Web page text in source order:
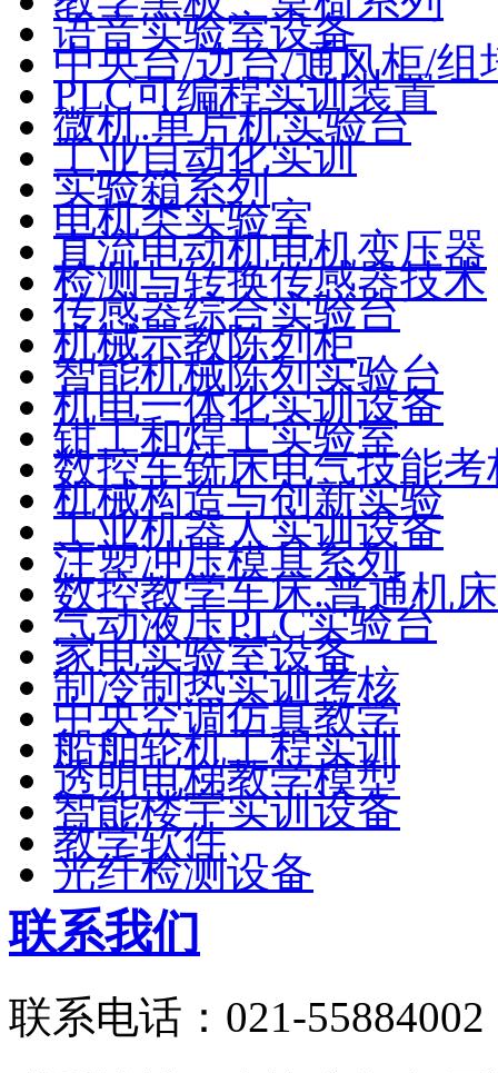
语音实验室设备
中央台/边台/通风柜/组
PLC可编程实训装置
微机.单片机实验台
工业自动化实训
实验箱系列
电机类实验室
直流电动机电机变压器
检测与转换传感器技术
传感器综合实验台
机械示教陈列柜
智能机械陈列实验台
机电一体化实训设备
钳工和焊工实验室
数控车铣床电气技能考
机械构造与创新实验
工业机器人实训设备
注塑冲压模具系列
数控教学车床.普通机床
气动液压PLC实验台
家电实验室设备
制冷制热实训考核
中央空调仿真教学
船舶轮机工程实训
透明电梯教学模型
智能楼宇实训设备
教学软件
光纤检测设备
联系我们
联系电话：021-55884002